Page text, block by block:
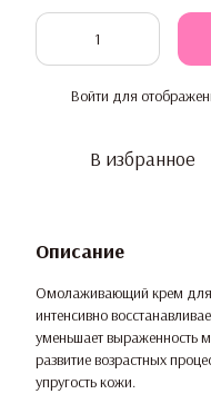
Войти для
В избранное
Описание
Омолаживающий крем для
интенсивно
уменьшает выраженность
развитие возрастных
упругость кожи.